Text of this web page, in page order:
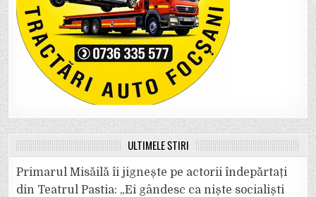
ULTIMELE ȘTIRI
Primarul Misăilă îi jignește pe actorii îndepărtați
din Teatrul Pastia: „Ei gândesc ca niște socialiști